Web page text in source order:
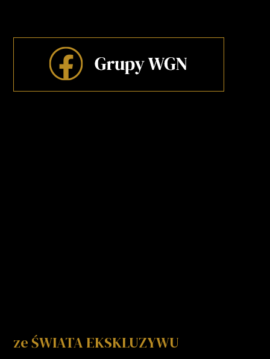
ze ŚWIATA EKSKLUZYWU